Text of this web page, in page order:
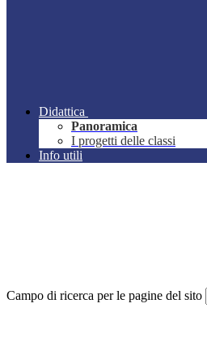
Didattica
Panoramica
I progetti delle classi
Info utili
Campo di ricerca per le pagine del sito